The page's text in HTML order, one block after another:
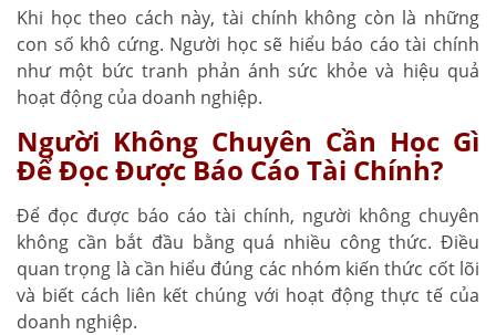
Khi học theo cách này, tài chính không còn là những
con số khô cứng. Người học sẽ hiểu báo cáo tài chính
như một bức tranh phản ánh sức khỏe và hiệu quả
hoạt động của doanh nghiệp.
Người Không Chuyên Cần Học Gì
Để Đọc Được Báo Cáo Tài Chính?
Để đọc được báo cáo tài chính, người không chuyên
không cần bắt đầu bằng quá nhiều công thức. Điều
quan trọng là cần hiểu đúng các nhóm kiến thức cốt lõi
và biết cách liên kết chúng với hoạt động thực tế của
doanh nghiệp.